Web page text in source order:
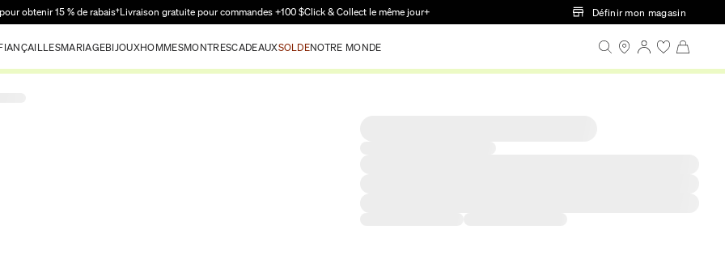
Passer au contenu principal
obtenir 15 % de rabais†Livraison gratuite pour commandes +100 $Click & Collect le même jour+ Définir mon magasin
MARIAGEBIJOUXHOMMESMONTRESCADEAUXSOLDENOTRE MONDE